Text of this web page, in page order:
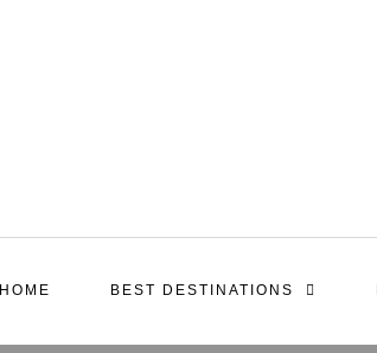
HOME BEST DESTINATIONS